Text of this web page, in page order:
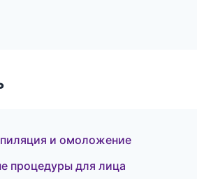
и омоложение
процедуры для лица